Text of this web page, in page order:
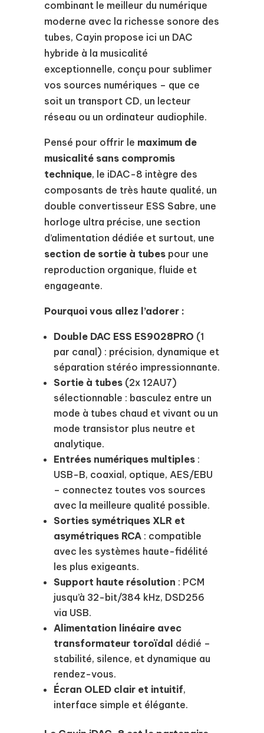
combinant le meilleur du numérique
moderne avec la richesse sonore des
tubes, Cayin propose ici un DAC
hybride à la musicalité
exceptionnelle, conçu pour sublimer
vos sources numériques – que ce
soit un transport CD, un lecteur
réseau ou un ordinateur audiophile.
Pensé pour offrir le maximum de
musicalité sans compromis
technique, le iDAC-8 intègre des
composants de très haute qualité, un
double convertisseur ESS Sabre, une
horloge ultra précise, une section
d’alimentation dédiée et surtout, une
section de sortie à tubespour une
reproduction organique, fluide et
engageante.
Pourquoi vous allez l’adorer :
Double DAC ESS ES9028PRO (1
par canal) : précision, dynamique et
séparation stéréo impressionnante.
Sortie à tubes(2x 12AU7)
sélectionnable : basculez entre un
mode à tubes chaud et vivant ou un
mode transistor plus neutre et
analytique.
Entrées numériques multiples:
USB-B, coaxial, optique, AES/EBU
– connectez toutes vos sources
avec la meilleure qualité possible.
Sorties symétriques XLR et
asymétriques RCA: compatible
avec les systèmes haute-fidélité
les plus exigeants.
Support haute résolution : PCM
jusqu’à 32-bit/384 kHz, DSD256
via USB.
Alimentation linéaire avec
transformateur toroïdal dédié –
stabilité, silence, et dynamique au
rendez-vous.
Écran OLED clair et intuitif,
interface simple et élégante.